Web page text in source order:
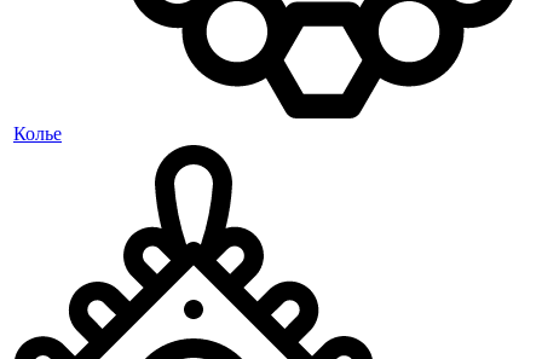
Колье